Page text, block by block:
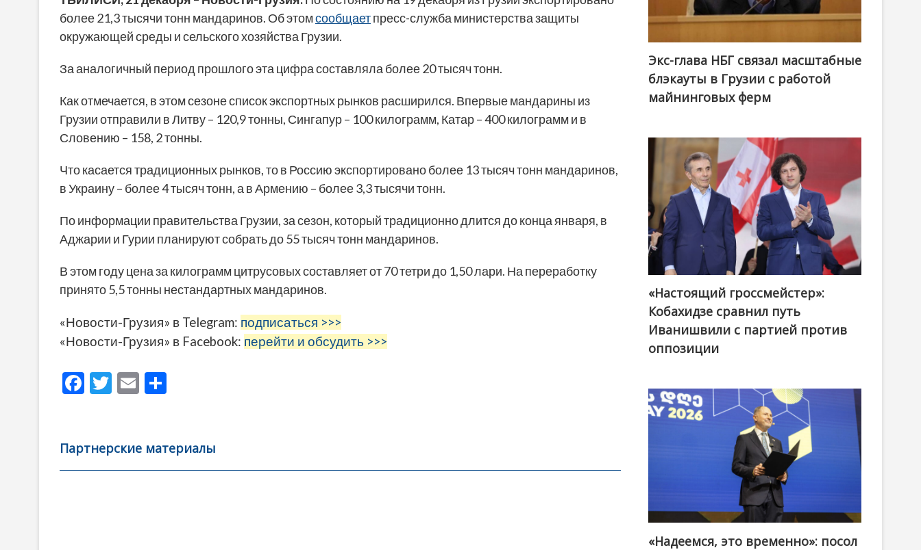
более 21,3 тысячи тонн мандаринов. Об этомсообщаетпресс-служба министерства защиты
окружающей среды и сельского хозяйства Грузии.
За аналогичный период прошлого эта цифра составляла более 20 тысяч тонн.
Как отмечается, в этом сезоне список экспортных рынков расширился. Впервые мандарины из
Грузии отправили в Литву – 120,9 тонны, Сингапур – 100 килограмм, Катар – 400 килограмм и в
Словению – 158, 2 тонны.
Что касается традиционных рынков, то в Россию экспортировано более 13 тысяч тонн мандаринов,
в Украину – более 4 тысяч тонн, а в Армению – более 3,3 тысячи тонн.
По информации правительства Грузии, за сезон, который традиционно длится до конца января, в
Аджарии и Гурии планируют собрать до 55 тысяч тонн мандаринов.
В этом году цена за килограмм цитрусовых составляет от 70 тетри до 1,50 лари. На переработку
принято 5,5 тонны нестандартных мандаринов.
«Новости-Грузия» в Telegram: подписаться >>>
«Новости-Грузия» в Facebook: перейти и обсудить >>>
F
b
o
T
er
E
l
а
в
Партнерские материалы
Экс-глава НБГ связал масштабные
блэкауты в Грузии с работой
майнинговых ферм
@ქართული ოცნება / Georgian Dream
«Настоящий гроссмейстер»:
Кобахидзе сравнил путь
Иванишвили с партией против
оппозиции
«Надеемся, это временно»: посол